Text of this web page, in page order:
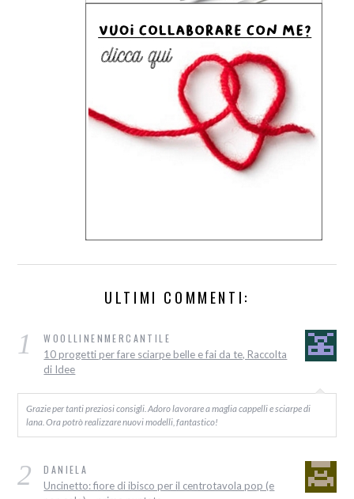
ULTIMI COMMENTI:
1 WOOLLINENMERCANTILE
10 progetti per fare sciarpe belle e fai da te, Raccolta
di Idee
Grazie per tanti preziosi consigli. Adoro lavorare a maglia cappelli e sciarpe di
lana. Ora potrò realizzare nuovi modelli, fantastico!
2 DANIELA
Uncinetto: fiore di ibisco per il centrotavola pop (e